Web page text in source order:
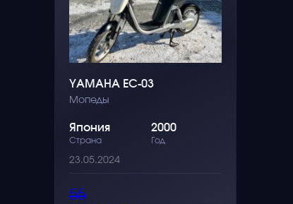
YAMAHA EC-03
Мопеды
Япония
Страна
2000
Год
23.05.2024
55